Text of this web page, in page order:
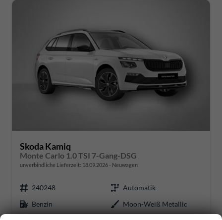
Skoda Kamiq
Monte Carlo 1.0 TSI 7-Gang-DSG
unverbindliche Lieferzeit: 18.09.2026 Neuwagen
240248
Automatik
Benzin
Moon-Weiß Metallic